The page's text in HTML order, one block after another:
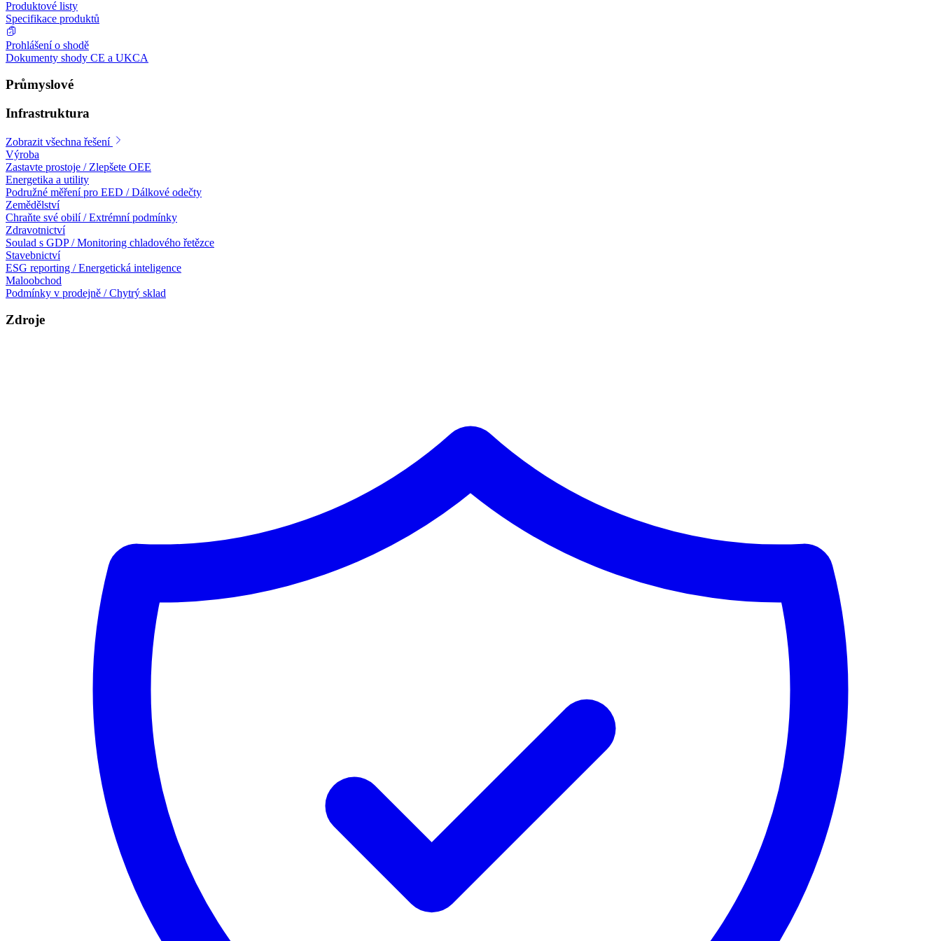
Produktové listy
Specifikace produktů
Prohlášení o shodě
Dokumenty shody CE a UKCA
Průmyslové
Infrastruktura
Zobrazit všechna řešení
Výroba
Zastavte prostoje / Zlepšete OEE
Energetika a utility
Podružné měření pro EED / Dálkové odečty
Zemědělství
Chraňte své obilí / Extrémní podmínky
Zdravotnictví
Soulad s GDP / Monitoring chladového řetězce
Stavebnictví
ESG reporting / Energetická inteligence
Maloobchod
Podmínky v prodejně / Chytrý sklad
Zdroje